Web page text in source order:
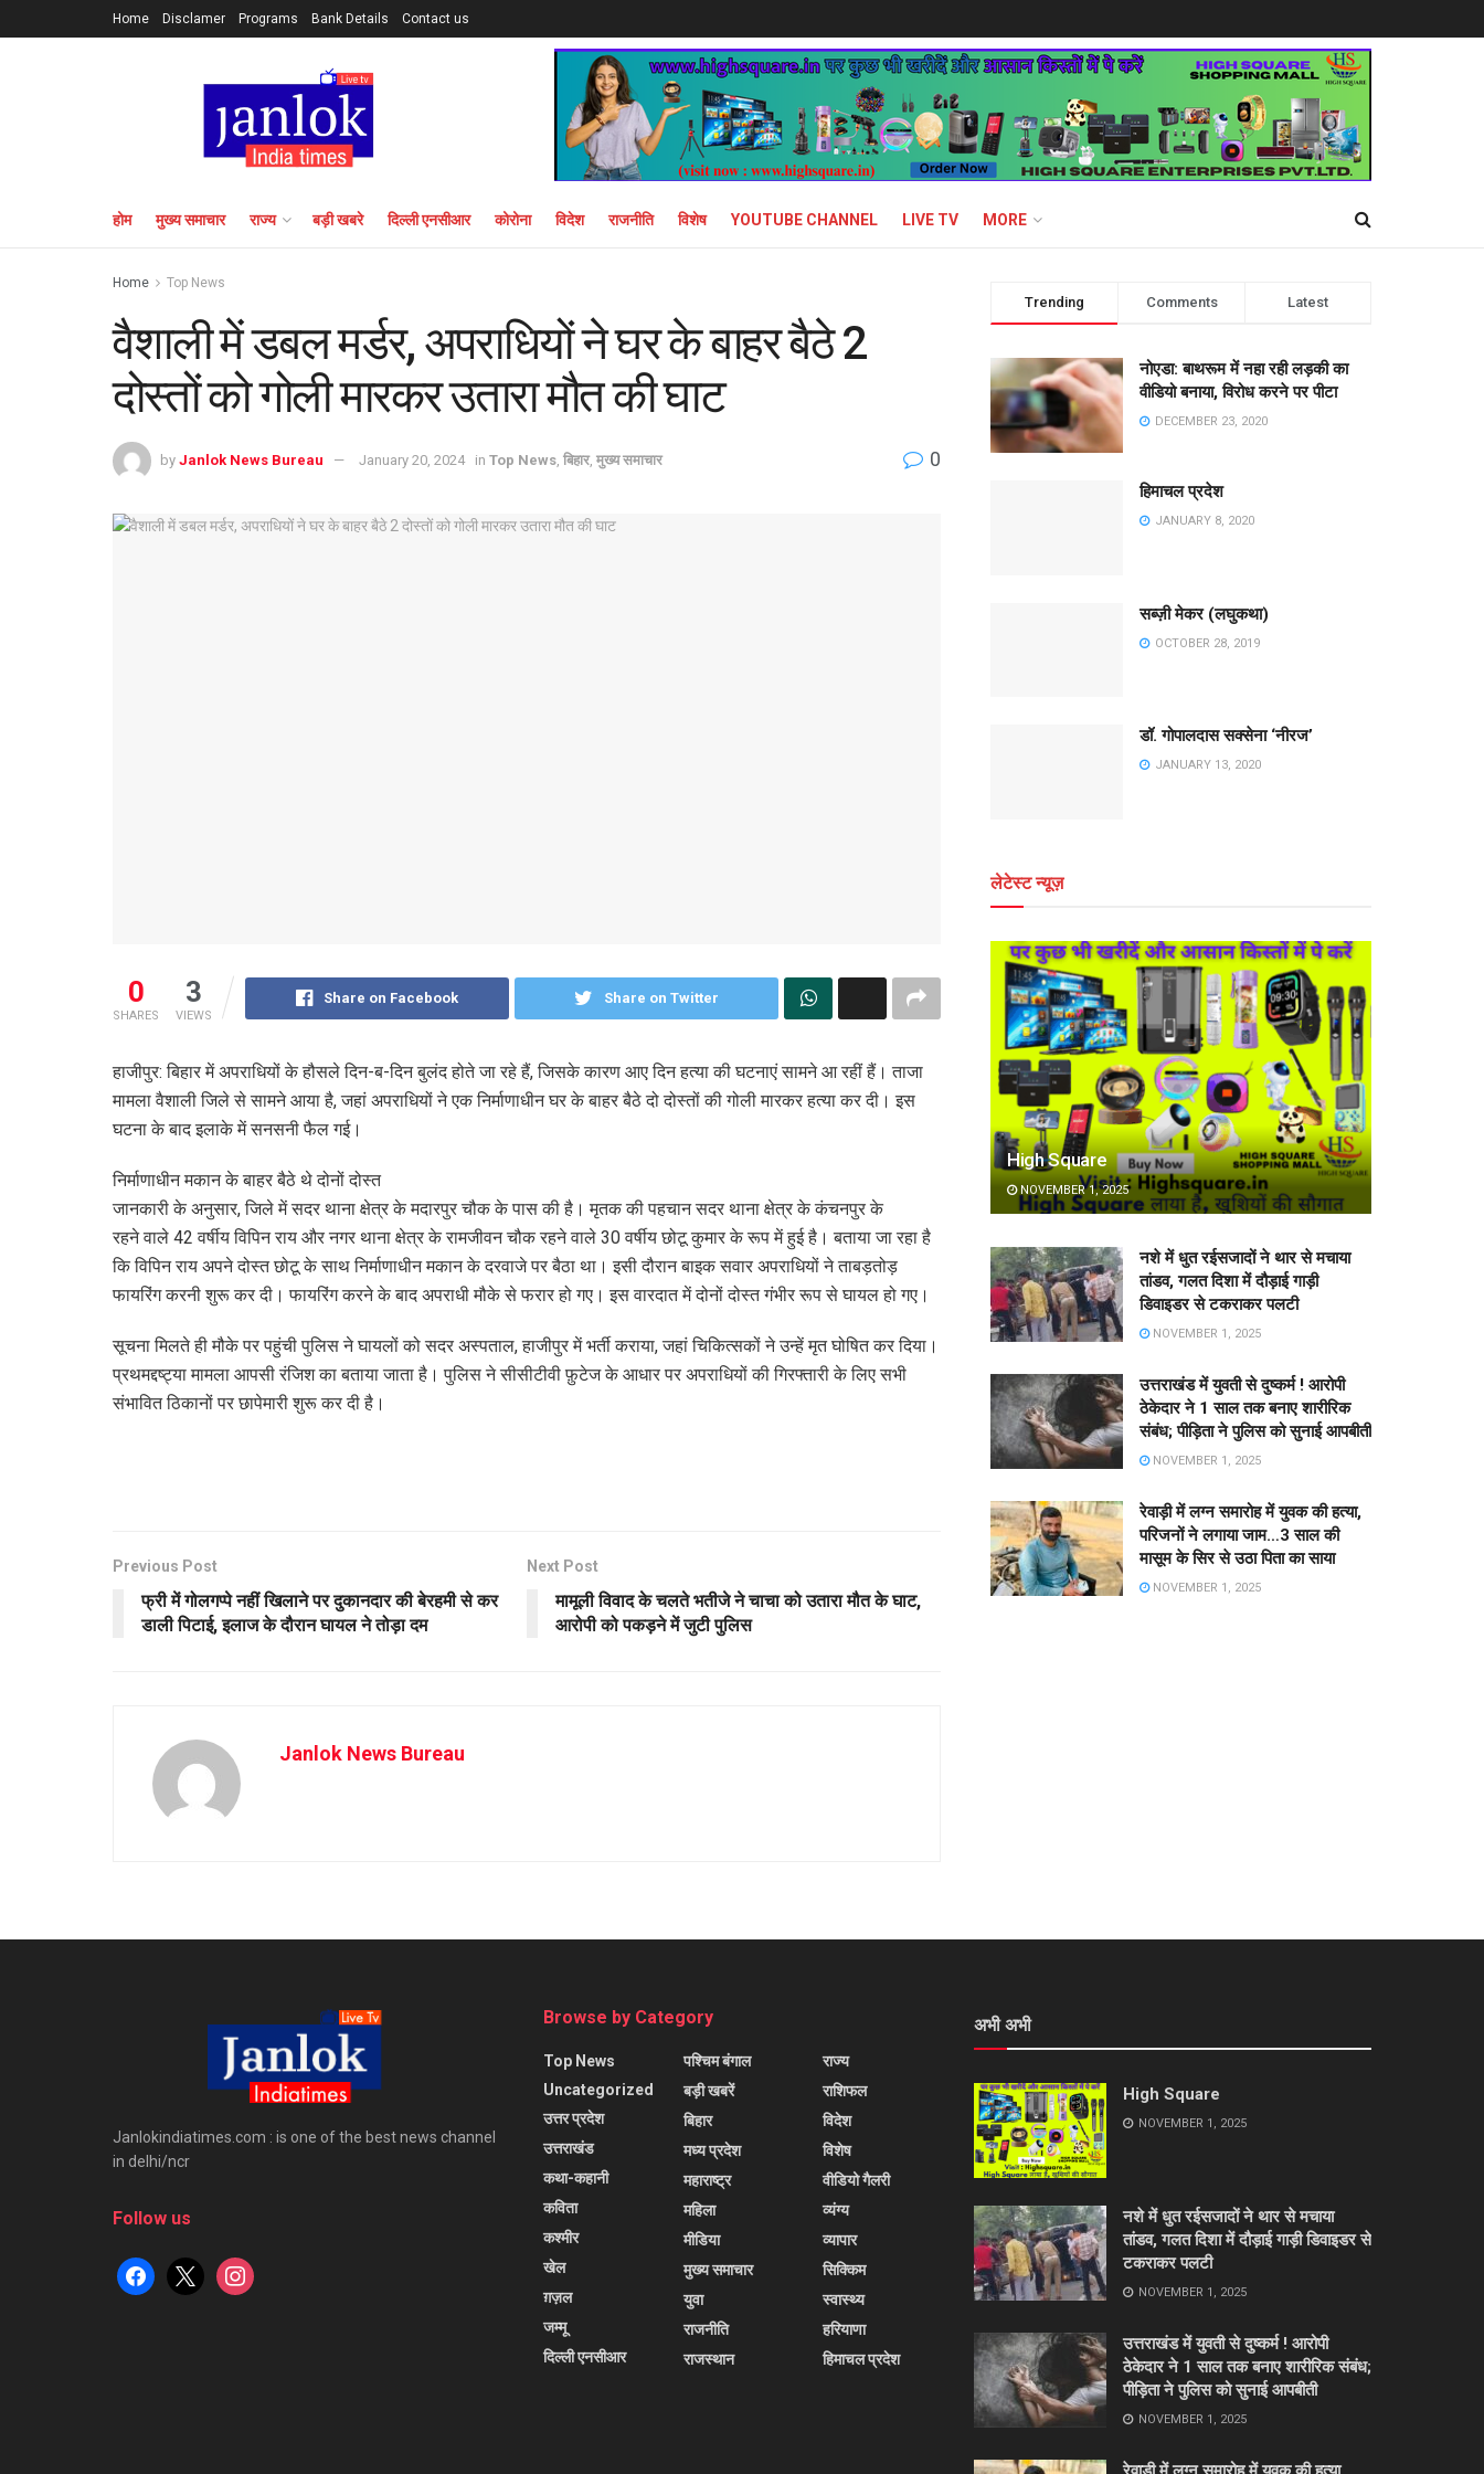
Home Disclamer Programs Bank Details Contact us
होम मुख्य समाचार राज्य बड़ी खबरे दिल्ली एनसीआर कोरोना विदेश राजनीति विशेष YOUTUBE CHANNEL LIVE TV MORE
Home Top News
वैशाली में डबल मर्डर, अपराधियों ने घर के बाहर बैठे 2
दोस्तों को गोली मारकर उतारा मौत की घाट
by Janlok News Bureau January 20, 2024 in Top News बिहार, मुख्य समाचार 0
0
SHARES
3
VIEWS
Share on Facebook Share on Twitter
हाजीपुर: बिहार में अपराधियों के हौसले दिन-ब-दिन बुलंद होते जा रहे हैं, जिसके कारण आए दिन हत्या की घटनाएं सामने आ रहीं हैं। ताजा
मामला वैशाली जिले से सामने आया है, जहां अपराधियों ने एक निर्माणाधीन घर के बाहर बैठे दो दोस्तों की गोली मारकर हत्या कर दी। इस
घटना के बाद इलाके में सनसनी फैल गई।
निर्माणाधीन मकान के बाहर बैठे थे दोनों दोस्त
जानकारी के अनुसार, जिले में सदर थाना क्षेत्र के मदारपुर चौक के पास की है। मृतक की पहचान सदर थाना क्षेत्र के कंचनपुर के
रहने वाले 42 वर्षीय विपिन राय और नगर थाना क्षेत्र के रामजीवन चौक रहने वाले 30 वर्षीय छोटू कुमार के रूप में हुई है। बताया जा रहा है
कि विपिन राय अपने दोस्त छोटू के साथ निर्माणाधीन मकान के दरवाजे पर बैठा था। इसी दौरान बाइक सवार अपराधियों ने ताबड़तोड़
फायरिंग करनी शुरू कर दी। फायरिंग करने के बाद अपराधी मौके से फरार हो गए। इस वारदात में दोनों दोस्त गंभीर रूप से घायल हो गए।
सूचना मिलते ही मौके पर पहुंची पुलिस ने घायलों को सदर अस्पताल, हाजीपुर में भर्ती कराया, जहां चिकित्सकों ने उन्हें मृत घोषित कर दिया।
प्रथमद्दष्ट्या मामला आपसी रंजिश का बताया जाता है। पुलिस ने सीसीटीवी फ़ुटेज के आधार पर अपराधियों की गिरफ्तारी के लिए सभी
संभावित ठिकानों पर छापेमारी शुरू कर दी है।
Previous Post
फ्री में गोलगप्पे नहीं खिलाने पर दुकानदार की बेरहमी से कर
डाली पिटाई, इलाज के दौरान घायल ने तोड़ा दम
Next Post
मामूली विवाद के चलते भतीजे ने चाचा को उतारा मौत के घाट,
आरोपी को पकड़ने में जुटी पुलिस
Janlok News Bureau
Trending Comments Latest
नोएडा: बाथरूम में नहा रही लड़की का
वीडियो बनाया, विरोध करने पर पीटा
DECEMBER 23, 2020
हिमाचल प्रदेश
JANUARY 8, 2020
सब्ज़ी मेकर (लघुकथा)
OCTOBER 28, 2019
डॉ. गोपालदास सक्सेना ‘नीरज’
JANUARY 13, 2020
लेटेस्ट न्यूज़
High Square
NOVEMBER 1, 2025
नशे में धुत रईसजादों ने थार से मचाया
तांडव, गलत दिशा में दौड़ाई गाड़ी
डिवाइडर से टकराकर पलटी
NOVEMBER 1, 2025
उत्तराखंड में युवती से दुष्कर्म ! आरोपी
ठेकेदार ने 1 साल तक बनाए शारीरिक
संबंध; पीड़िता ने पुलिस को सुनाई आपबीती
NOVEMBER 1, 2025
रेवाड़ी में लग्न समारोह में युवक की हत्या,
परिजनों ने लगाया जाम…3 साल की
मासूम के सिर से उठा पिता का साया
NOVEMBER 1, 2025
Janlokindiatimes.com : is one of the best news channel
in delhi/ncr
Follow us
facebook
x instagram
Browse by Category
Top News
Uncategorized
उत्तर प्रदेश
उत्तराखंड
कथा-कहानी
कविता
कश्मीर
खेल
ग़ज़ल
जम्मू
दिल्ली एनसीआर
पश्चिम बंगाल
बड़ी खबरें
बिहार
मध्य प्रदेश
महाराष्ट्र
महिला
मीडिया
मुख्य समाचार
युवा
राजनीति
राजस्थान
राज्य
राशिफल
विदेश
विशेष
वीडियो गैलरी
व्यंग्य
व्यापार
सिक्किम
स्वास्थ्य
हरियाणा
हिमाचल प्रदेश
अभी अभी
High Square
NOVEMBER 1, 2025
नशे में धुत रईसजादों ने थार से मचाया
तांडव, गलत दिशा में दौड़ाई गाड़ी डिवाइडर से
टकराकर पलटी
NOVEMBER 1, 2025
उत्तराखंड में युवती से दुष्कर्म ! आरोपी
ठेकेदार ने 1 साल तक बनाए शारीरिक संबंध;
पीड़िता ने पुलिस को सुनाई आपबीती
NOVEMBER 1, 2025